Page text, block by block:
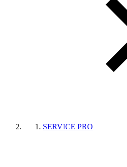
SERVICE PRO